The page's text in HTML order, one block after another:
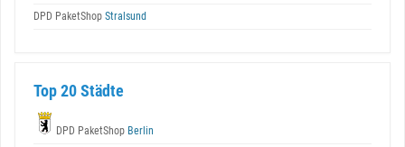
DPD PaketShop Stralsund
Top 20 Städte
DPD PaketShop Berlin